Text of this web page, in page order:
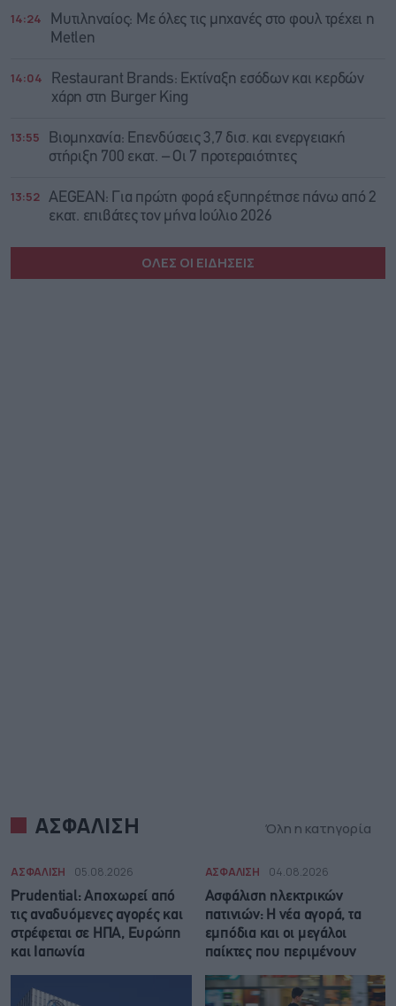
14:24
Μυτιληναίος: Με όλες τις μηχανές στο φουλ τρέχει η
Metlen
14:04
Restaurant Brands: Εκτίναξη εσόδων και κερδών
χάρη στη Burger King
13:55
Βιομηχανία: Επενδύσεις 3,7 δισ. και ενεργειακή
στήριξη 700 εκατ. – Οι 7 προτεραιότητες
13:52 AEGEAN: Για πρώτη φορά εξυπηρέτησε πάνω από 2
εκατ. επιβάτες τον μήνα Ιούλιο 2026
ΟΛΕΣ ΟΙ ΕΙΔΗΣΕΙΣ
ΑΣΦΑΛΙΣΗ Όλη η κατηγορία
ΑΣΦΑΛΙΣΗ 05.08.2026
Prudential: Aποχωρεί από
τις αναδυόμενες αγορές και
στρέφεται σε ΗΠΑ, Ευρώπη
και Ιαπωνία
ΑΣΦΑΛΙΣΗ 04.08.2026
Ασφάλιση ηλεκτρικών
πατινιών: Η νέα αγορά, τα
εμπόδια και οι μεγάλοι
παίκτες που περιμένουν